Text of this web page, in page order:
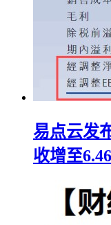
易点云发
收增至